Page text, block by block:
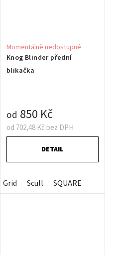
Knog Blinder přední
blikačka
Momentálně nedostupné
od 702,48 Kč bez DPH
od 850 Kč
DETAIL
Grid Scull SQUARE